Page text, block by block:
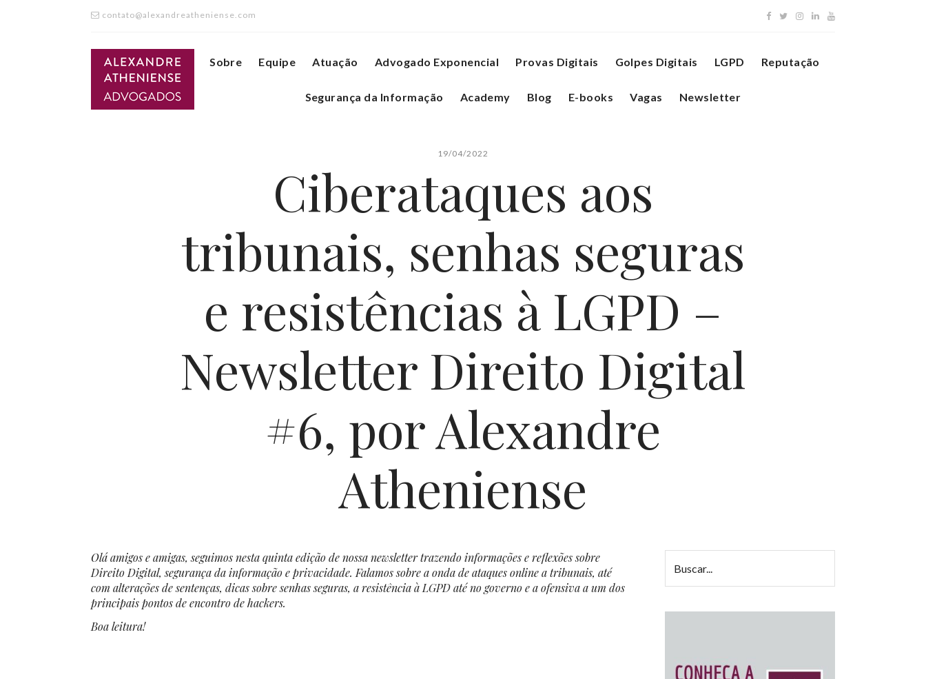
contato@alexandreatheniense.com
Sobre Equipe Atuação Advogado Exponencial Provas Digitais Golpes Digitais LGPD Reputação
Segurança da Informação Academy Blog E-books Vagas Newsletter
19/04/2022
Ciberataques aos
tribunais, senhas seguras
e resistências à LGPD –
Newsletter Direito Digital
#6, por Alexandre
Atheniense
Olá amigos e amigas, seguimos nesta quinta edição de nossa newsletter trazendo informações e reflexões sobre
Direito Digital, segurança da informação e privacidade. Falamos sobre a onda de ataques online a tribunais, até
com alterações de sentenças, dicas sobre senhas seguras, a resistência à LGPD até no governo e a ofensiva a um dos
principais pontos de encontro de hackers.
Boa leitura!